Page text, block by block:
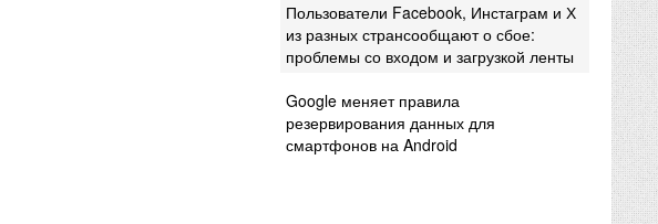
Пользователи Facebook, Инстаграм и Х
из разных странсообщают о сбое:
проблемы со входом и загрузкой ленты
Google меняет правила
резервирования данных для
смартфонов на Android